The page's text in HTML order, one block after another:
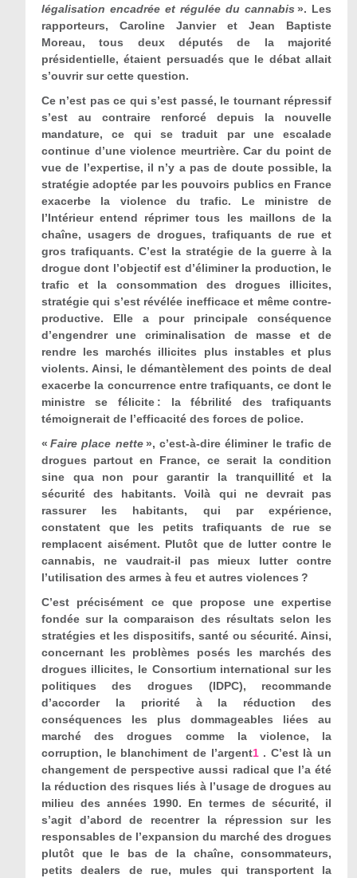
légalisation encadrée et régulée du cannabis». Les
rapporteurs, Caroline Janvier et Jean Baptiste
Moreau, tous deux députés de la majorité
présidentielle, étaient persuadés que le débat allait
s’ouvrir sur cette question.
Ce n’est pas ce qui s’est passé, le tournant répressif
s’est au contraire renforcé depuis la nouvelle
mandature, ce qui se traduit par une escalade
continue d’une violence meurtrière. Car du point de
vue de l’expertise, il n’y a pas de doute possible, la
stratégie adoptée par les pouvoirs publics en France
exacerbe la violence du trafic. Le ministre de
l’Intérieur entend réprimer tous les maillons de la
chaîne, usagers de drogues, trafiquants de rue et
gros trafiquants. C’est la stratégie de la guerre à la
drogue dont l’objectif est d’éliminer la production, le
trafic et la consommation des drogues illicites,
stratégie qui s’est révélée inefficace et même contre-
productive. Elle a pour principale conséquence
d’engendrer une criminalisation de masse et de
rendre les marchés illicites plus instables et plus
violents. Ainsi, le démantèlement des points de deal
exacerbe la concurrence entre trafiquants, ce dont le
ministre se félicite : la fébrilité des trafiquants
témoignerait de l’efficacité des forces de police.
« Faire place nette», c’est-à-dire éliminer le trafic de
drogues partout en France, ce serait la condition
sine qua non pour garantir la tranquillité et la
sécurité des habitants. Voilà qui ne devrait pas
rassurer les habitants, qui par expérience,
constatent que les petits trafiquants de rue se
remplacent aisément. Plutôt que de lutter contre le
cannabis, ne vaudrait-il pas mieux lutter contre
l’utilisation des armes à feu et autres violences ?
C’est précisément ce que propose une expertise
fondée sur la comparaison des résultats selon les
stratégies et les dispositifs, santé ou sécurité. Ainsi,
concernant les problèmes posés les marchés des
drogues illicites, le Consortium international sur les
politiques des drogues (IDPC), recommande
d’accorder la priorité à la réduction des
conséquences les plus dommageables liées au
marché des drogues comme la violence, la
corruption, le blanchiment de l’argent1 . C’est là un
changement de perspective aussi radical que l’a été
la réduction des risques liés à l’usage de drogues au
milieu des années 1990. En termes de sécurité, il
s’agit d’abord de recentrer la répression sur les
responsables de l’expansion du marché des drogues
plutôt que le bas de la chaîne, consommateurs,
petits dealers de rue, mules qui transportent la